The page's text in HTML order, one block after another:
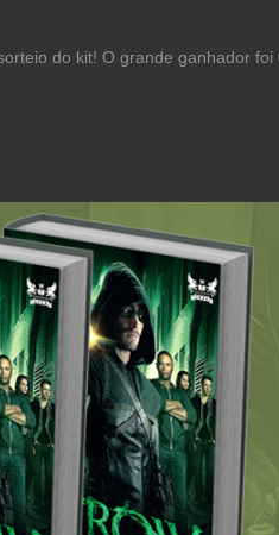
do kit! O grande ganhador foi